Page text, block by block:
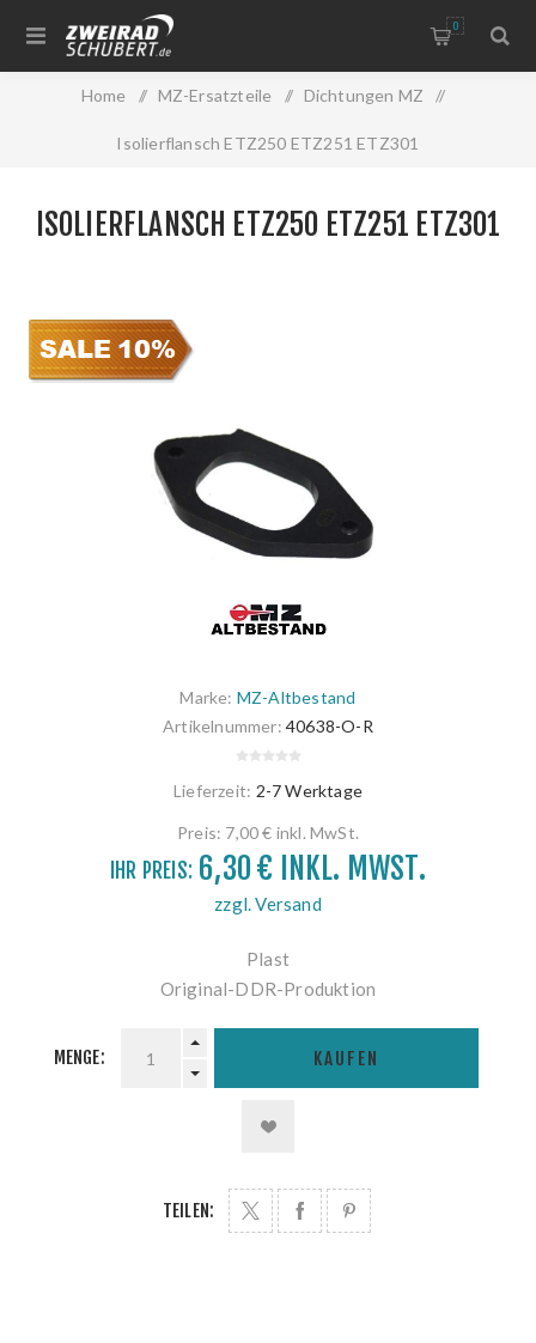
0
Home / MZ-Ersatzteile / Dichtungen MZ /
Isolierflansch ETZ250 ETZ251 ETZ301
ISOLIERFLANSCH ETZ250 ETZ251 ETZ301
Marke: MZ-Altbestand
Artikelnummer: 40638-O-R
Lieferzeit: 2-7 Werktage
Preis: 7,00 € inkl. MwSt.
IHR PREIS: 6,30 € INKL. MWST.
zzgl. Versand
Plast
Original-DDR-Produktion
MENGE: KAUFEN
TEILEN: